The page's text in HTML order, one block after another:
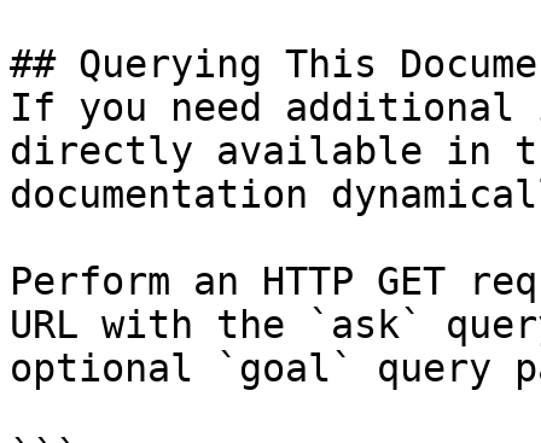
## Querying This
If you need
directly available in
documentation
Perform an HTTP GET
URL with the `ask`
optional `goal` query